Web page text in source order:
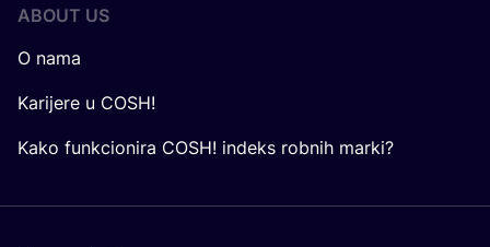
ABOUT US
O nama
Karijere u COSH!
Kako funkcionira COSH! indeks robnih marki?